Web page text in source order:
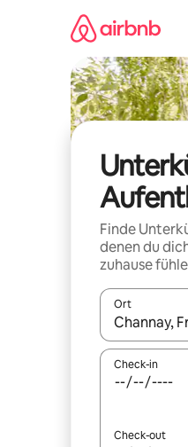
Finde
denen du
zuhause
Ort
Wenn
Check-in
Check-out